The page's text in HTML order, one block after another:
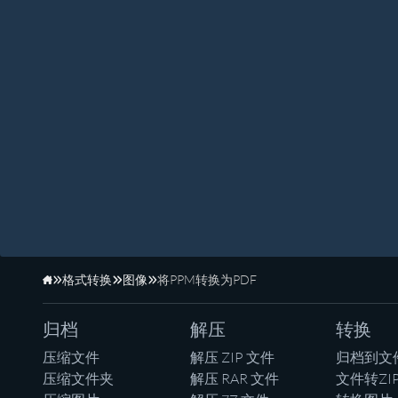
主页
格式转换 图像 将PPM转换为PDF
归档
压缩文件
压缩文件夹
解压
解压 ZIP 文件
解压 RAR 文件
转换
归档到文
文件转